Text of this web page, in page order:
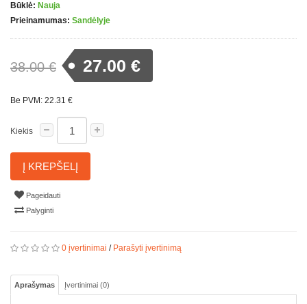
Būklė: Nauja
Prieinamumas: Sandėlyje
38.00 € 27.00 €
Be PVM: 22.31 €
Kiekis
Į KREPŠELĮ
Pageidauti
Palyginti
0 įvertinimai / Parašyti įvertinimą
Aprašymas Įvertinimai (0)